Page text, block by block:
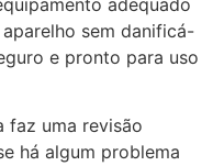
sem danificá-
e pronto para uso
faz uma revisão
há algum problema